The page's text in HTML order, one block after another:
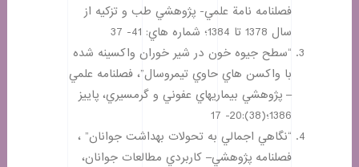
فصلنامه نامة علمي- پژوهشي طب و تزكيه از
سال 1378 تا 1384؛ شماره هاي: 41- 37
“سطح جيوه خون در شير خوران واكسينه شده
با واكسن هاي حاوي تيمروسال”، فصلنامه علمي
– پژوهشي بيماريهاي عفوني و گرمسيري، پاييز
1386؛(38):20- 17
“نگاهي اجمالي به تحولات بهداشت جوانان” ،
فصلنامه پژوهشي– كاربردي مطالعات جوانان،